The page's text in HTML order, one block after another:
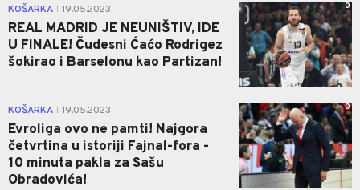
KOŠARKA 19.05.2023.
REAL MADRID JE NEUNIŠTIV, IDE
U FINALE! Čudesni Ćaćo Rodrigez
šokirao i Barselonu kao Partizan!
0
KOŠARKA 19.05.2023.
Evroliga ovo ne pamti! Najgora
četvrtina u istoriji Fajnal-fora -
10 minuta pakla za Sašu
Obradovića!
0